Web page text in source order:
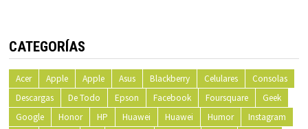
CATEGORÍAS
Acer Apple Apple Asus Blackberry Celulares
Consolas
Descargas
De Todo Epson Facebook Foursquare
Geek
Google
Honor HP Huawei Huawei Humor
Instagram